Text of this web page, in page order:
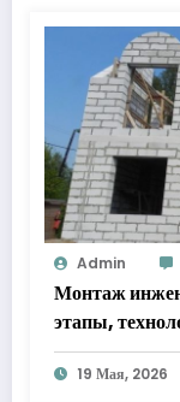
Admin
Монтаж
этапы,
19 Мая, 2026